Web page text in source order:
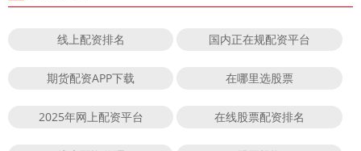
线上配资排名 国内正在规配资平台
期货配资APP下载 在哪里选股票
2025年网上配资平台 在线股票配资排名